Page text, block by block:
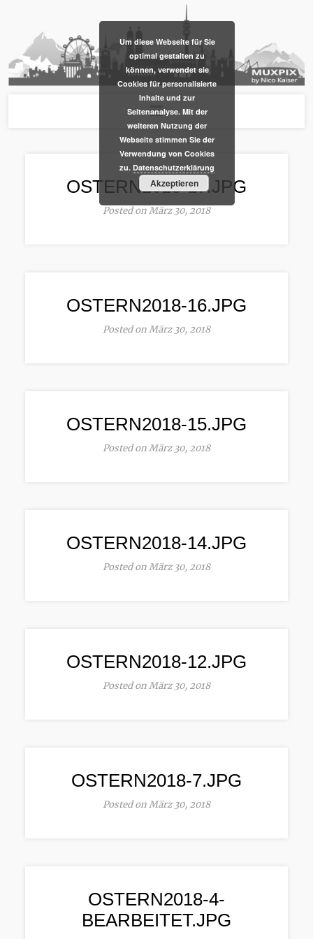
OSTERN2018-17.JPG
Posted on März 30, 2018
OSTERN2018-16.JPG
Posted on März 30, 2018
OSTERN2018-15.JPG
Posted on März 30, 2018
OSTERN2018-14.JPG
Posted on März 30, 2018
OSTERN2018-12.JPG
Posted on März 30, 2018
OSTERN2018-7.JPG
Posted on März 30, 2018
OSTERN2018-4-
BEARBEITET.JPG
​Um diese Webseite für Sie
optimal gestalten zu
können, verwendet sie
Cookies für personalisierte
Inhalte und zur
Seitenanalyse. Mit der
weiteren Nutzung der
Webseite stimmen Sie der
Verwendung von Cookies
zu. Datenschutzerklärung
Akzeptieren